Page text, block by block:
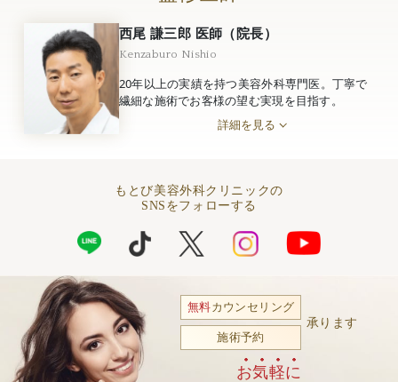
西尾 謙三郎 医師（院長）
Kenzaburo Nishio
20年以上の実績を持つ美容外科専門医。丁寧で
繊細な施術でお客様の望む実現を目指す。
詳細を見る
もとび美容外科クリニックの
SNSをフォローする
無料カウンセリング
施術予約
承ります
お気軽に